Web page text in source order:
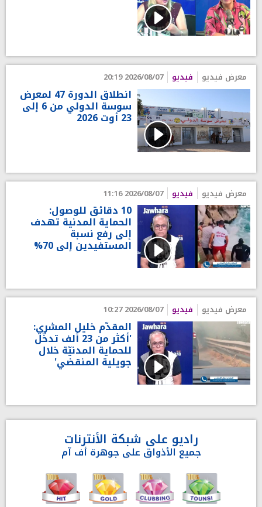
معرض فيديو فيديو 2026/08/07 20:19
انطلاق الدورة 47 لمعرض
سوسة الدولي من 6 إلى
23 أوت 2026
معرض فيديو فيديو 2026/08/07 11:16
10 دقائق للوصول:
الحماية المدنية تهدف
إلى رفع نسبة
المستفيدين إلى 70%
معرض فيديو فيديو 2026/08/07 10:27
المقدّم خليل المشري:
'أكثر من 23 ألف تدخّل
للحماية المدنيّة خلال
جويلية المنقضي'
راديو على شبكة الأنترنات
جميع الأذواق على جوهرة أف آم